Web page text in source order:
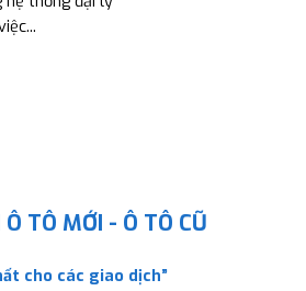
TÔ MỚI - Ô TÔ CŨ
cho các giao dịch”